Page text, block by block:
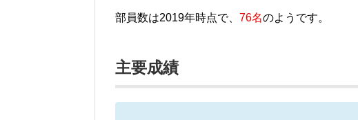
部員数は2019年時点で、 76名のようです。
主要成績